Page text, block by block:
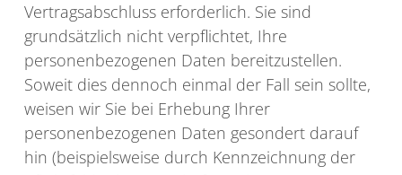
Vertragsabschluss erforderlich. Sie sind
grundsätzlich nicht verpflichtet, Ihre
personenbezogenen Daten bereitzustellen.
Soweit dies dennoch einmal der Fall sein sollte,
weisen wir Sie bei Erhebung Ihrer
personenbezogenen Daten gesondert darauf
hin (beispielsweise durch Kennzeichnung der